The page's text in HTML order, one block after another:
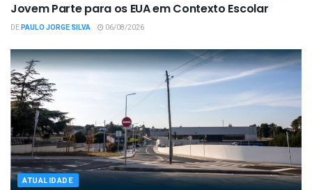
Jovem Parte para os EUA em Contexto Escolar
DEPAULO JORGE SILVA 06/08/2026
ATUALIDADE